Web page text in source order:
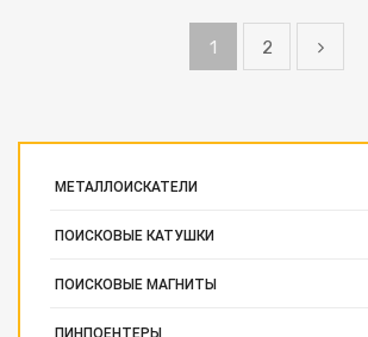
1 2
МЕТАЛЛОИСКАТЕЛИ
ПОИСКОВЫЕ КАТУШКИ
ПОИСКОВЫЕ МАГНИТЫ
ПИНПОЕНТЕРЫ